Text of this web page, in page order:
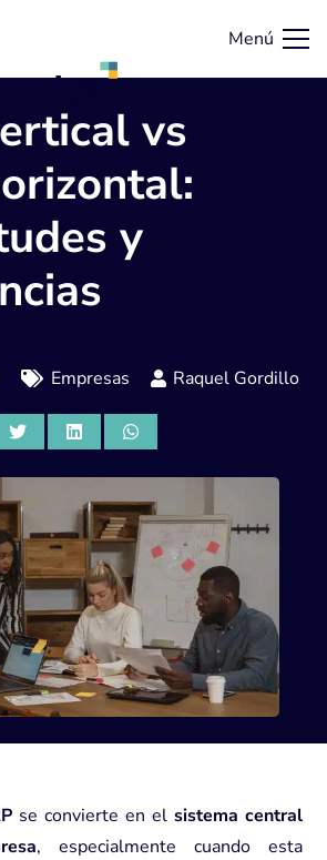
Menú
vs
y
Empresas Raquel Gordillo
se convierte en el sistema central
, especialmente cuando esta